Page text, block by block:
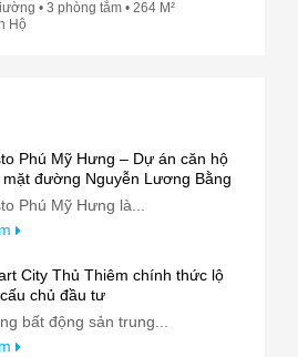
• 3 phòng tắm • 264 M²
Hộ
Phú Mỹ Hưng – Dự án căn hộ
mặt đường Nguyễn Lương Bằng
Phú Mỹ Hưng là...
City Thủ Thiêm chính thức lộ
chủ đầu tư
bất động sản trung...